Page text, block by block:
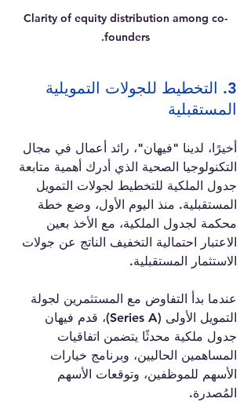
Clarity of equity distribution among co-
founders.
3. التخطيط للجولات التمويلية
المستقبلية
أخيرًا، لدينا "فيهان"، رائد أعمال في مجال
التكنولوجيا الصحية الذي أدرك أهمية متابعة
جدول الملكية للتخطيط لجولات التمويل
المستقبلية. منذ اليوم الأول، وضع خطة
محكمة لجدول الملكية، مع الأخذ بعين
الاعتبار احتمالية التخفيف الناتج عن جولات
الاستثمار المستقبلية.
عندما بدأ التفاوض مع المستثمرين لجولة
التمويل الأولى (Series A)، قدم فيهان
جدول ملكية محدثًا يتضمن اتفاقيات
المساهمين الحاليين، وبرنامج خيارات
الأسهم للموظفين، وتوقعات الأسهم
المُصدرة.